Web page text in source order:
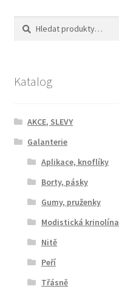
Hledat:
Hledat
Katalog
AKCE, SLEVY
Galanterie
Aplikace, knoflíky
Borty, pásky
Gumy, pruženky
Modistická krinolína
Nitě
Peří
Třásně